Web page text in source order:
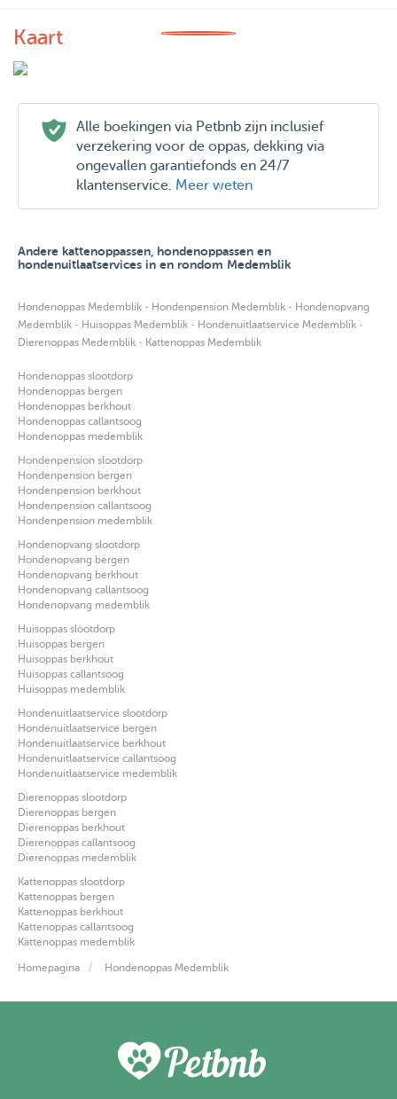
Kaart
Alle boekingen via Petbnb zijn inclusief
verzekering voor de oppas, dekking via
ongevallen garantiefonds en 24/7
klantenservice. Meer weten
Andere kattenoppassen, hondenoppassen en
hondenuitlaatservices in en rondom Medemblik
Hondenoppas Medemblik · Hondenpension Medemblik · Hondenopvang
Medemblik · Huisoppas Medemblik · Hondenuitlaatservice Medemblik ·
Dierenoppas Medemblik · Kattenoppas Medemblik
Hondenoppas slootdorp
Hondenoppas bergen
Hondenoppas berkhout
Hondenoppas callantsoog
Hondenoppas medemblik
Hondenpension slootdorp
Hondenpension bergen
Hondenpension berkhout
Hondenpension callantsoog
Hondenpension medemblik
Hondenopvang slootdorp
Hondenopvang bergen
Hondenopvang berkhout
Hondenopvang callantsoog
Hondenopvang medemblik
Huisoppas slootdorp
Huisoppas bergen
Huisoppas berkhout
Huisoppas callantsoog
Huisoppas medemblik
Hondenuitlaatservice slootdorp
Hondenuitlaatservice bergen
Hondenuitlaatservice berkhout
Hondenuitlaatservice callantsoog
Hondenuitlaatservice medemblik
Dierenoppas slootdorp
Dierenoppas bergen
Dierenoppas berkhout
Dierenoppas callantsoog
Dierenoppas medemblik
Kattenoppas slootdorp
Kattenoppas bergen
Kattenoppas berkhout
Kattenoppas callantsoog
Kattenoppas medemblik
Homepagina Hondenoppas Medemblik